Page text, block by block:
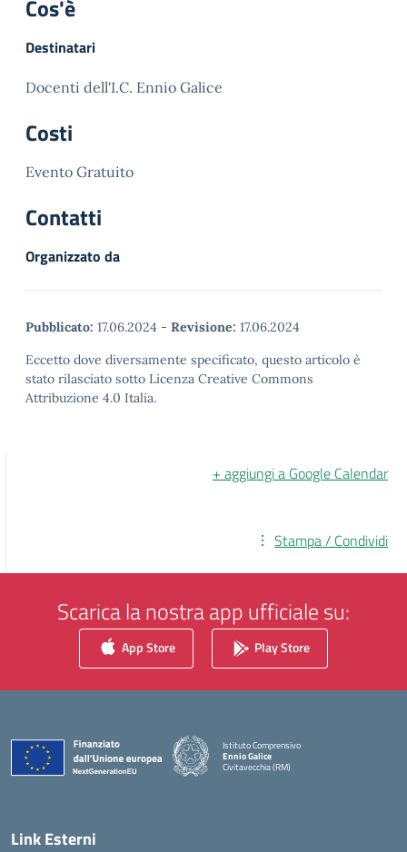
Cos'è
Destinatari
Docenti dell'I.C. Ennio Galice
Costi
Evento Gratuito
Contatti
Organizzato da
Pubblicato: 17.06.2024 - Revisione: 17.06.2024
Eccetto dove diversamente specificato, questo articolo è
stato rilasciato sotto Licenza Creative Commons
Attribuzione 4.0 Italia.
+ aggiungi a Google Calendar
Stampa / Condividi
Scarica la nostra app ufficiale su:
App Store Play Store
Istituto Comprensivo
Ennio Galice
Civitavecchia (RM)
Link Esterni